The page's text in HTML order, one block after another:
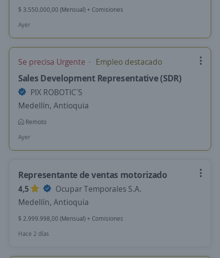
$ 3.550.000,00 (Mensual) + Comisiones
Ayer
Se precisa Urgente Empleo destacado
Sales Development Representative (SDR)
PIX ROBOTIC´S
Medellín, Antioquia
Remoto
Ayer
Representante de ventas motorizado
4,5
Ocupar Temporales S.A.
Medellín, Antioquia
$ 2.999.998,00 (Mensual) + Comisiones
Hace 2 días